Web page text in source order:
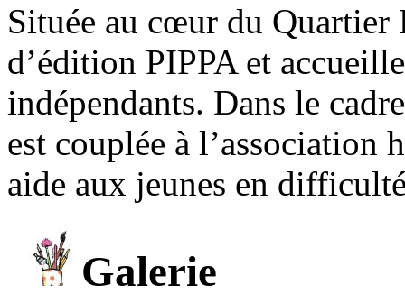
Située au cœur du Quartier
d’édition PIPPA et
indépendants. Dans le
est couplée à l’association
aide aux jeunes en
Galerie